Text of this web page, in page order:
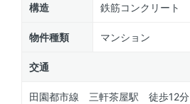
構造 鉄筋コンクリート
物件種類 マンション
交通
田園都市線 三軒茶屋駅 徒歩12分